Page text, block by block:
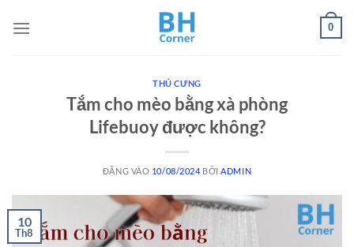
qua
0
THÚ CƯNG
Tắm cho mèo bằng xà phòng
Lifebuoy được không?
ĐĂNG VÀO 10/08/2024 BỞI ADMIN
10
Th8